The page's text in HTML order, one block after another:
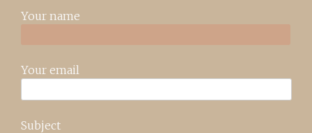
Your name
Your email
Subject